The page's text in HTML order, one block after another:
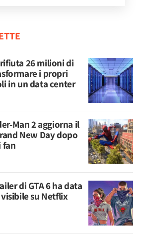
26 milioni di
i propri
in un data center
Man 2 aggiorna il
New Day dopo
fan
di GTA 6 ha data
su Netflix